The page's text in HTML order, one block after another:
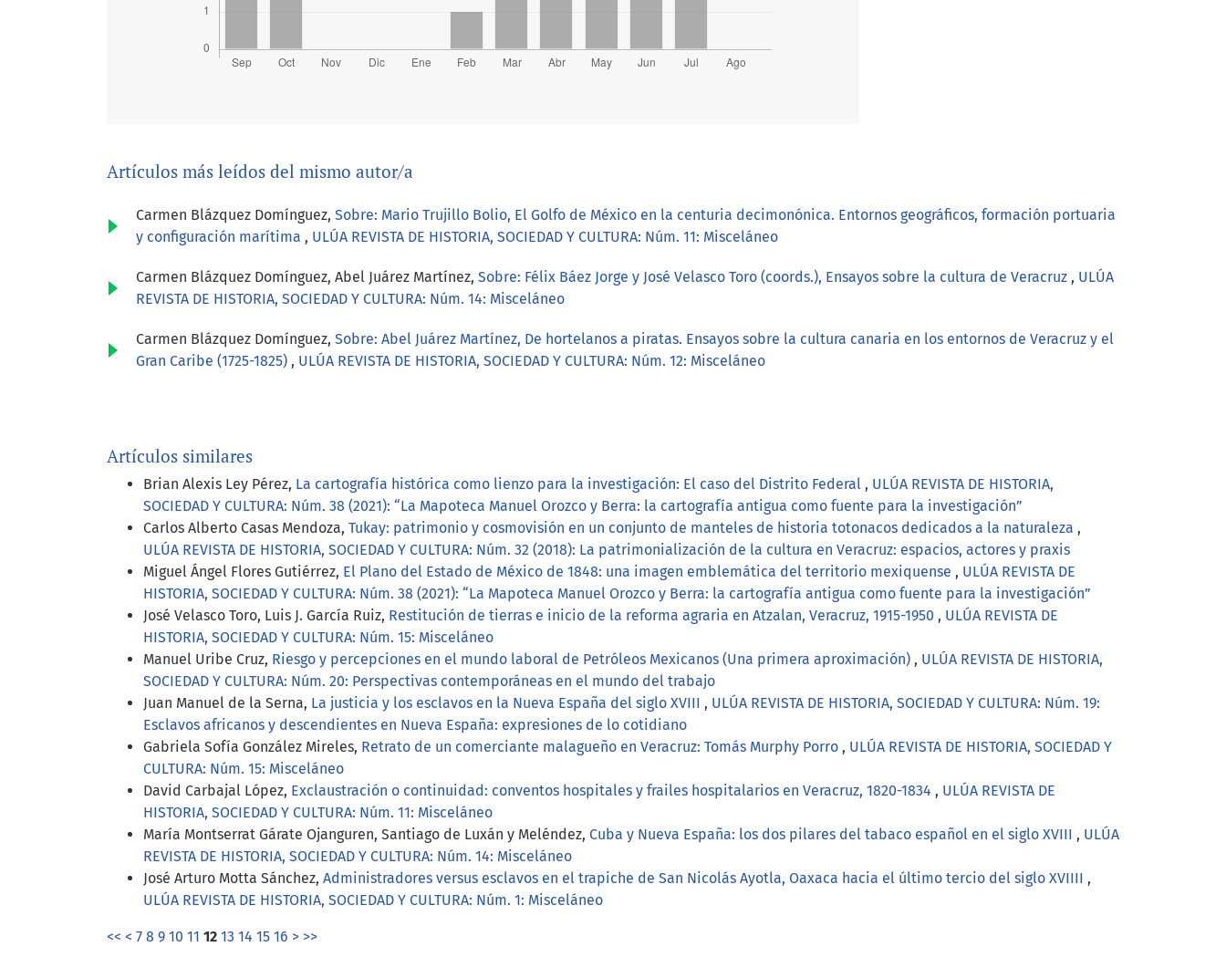
Artículos más leídos del mismo autor/a
Carmen Blázquez Domínguez, Sobre: Mario Trujillo Bolio, El Golfo de México en la centuria decimonónica. Entornos geográficos, formación portuaria
y configuración marítima , ULÚA REVISTA DE HISTORIA, SOCIEDAD Y CULTURA: Núm. 11: Misceláneo
Carmen Blázquez Domínguez, Abel Juárez Martínez, Sobre: Félix Báez Jorge y José Velasco Toro (coords.), Ensayos sobre la cultura de Veracruz , ULÚA
REVISTA DE HISTORIA, SOCIEDAD Y CULTURA: Núm. 14: Misceláneo
Carmen Blázquez Domínguez, Sobre: Abel Juárez Martínez, De hortelanos a piratas. Ensayos sobre la cultura canaria en los entornos de Veracruz y el
Gran Caribe (1725-1825) , ULÚA REVISTA DE HISTORIA, SOCIEDAD Y CULTURA: Núm. 12: Misceláneo
Artículos similares
Brian Alexis Ley Pérez, La cartografía histórica como lienzo para la investigación: El caso del Distrito Federal , ULÚA REVISTA DE HISTORIA,
SOCIEDAD Y CULTURA: Núm. 38 (2021): “La Mapoteca Manuel Orozco y Berra: la cartografía antigua como fuente para la investigación”
Carlos Alberto Casas Mendoza, Tukay: patrimonio y cosmovisión en un conjunto de manteles de historia totonacos dedicados a la naturaleza ,
ULÚA REVISTA DE HISTORIA, SOCIEDAD Y CULTURA: Núm. 32 (2018): La patrimonialización de la cultura en Veracruz: espacios, actores y praxis
Miguel Ángel Flores Gutiérrez, El Plano del Estado de México de 1848: una imagen emblemática del territorio mexiquense , ULÚA REVISTA DE
HISTORIA, SOCIEDAD Y CULTURA: Núm. 38 (2021): “La Mapoteca Manuel Orozco y Berra: la cartografía antigua como fuente para la investigación”
José Velasco Toro, Luis J. García Ruiz, Restitución de tierras e inicio de la reforma agraria en Atzalan, Veracruz, 1915-1950 , ULÚA REVISTA DE
HISTORIA, SOCIEDAD Y CULTURA: Núm. 15: Misceláneo
Manuel Uribe Cruz, Riesgo y percepciones en el mundo laboral de Petróleos Mexicanos (Una primera aproximación) , ULÚA REVISTA DE HISTORIA,
SOCIEDAD Y CULTURA: Núm. 20: Perspectivas contemporáneas en el mundo del trabajo
Juan Manuel de la Serna, La justicia y los esclavos en la Nueva España del siglo XVIII , ULÚA REVISTA DE HISTORIA, SOCIEDAD Y CULTURA: Núm. 19:
Esclavos africanos y descendientes en Nueva España: expresiones de lo cotidiano
Gabriela Sofía González Mireles, Retrato de un comerciante malagueño en Veracruz: Tomás Murphy Porro , ULÚA REVISTA DE HISTORIA, SOCIEDAD Y
CULTURA: Núm. 15: Misceláneo
David Carbajal López, Exclaustración o continuidad: conventos hospitales y frailes hospitalarios en Veracruz, 1820-1834 , ULÚA REVISTA DE
HISTORIA, SOCIEDAD Y CULTURA: Núm. 11: Misceláneo
María Montserrat Gárate Ojanguren, Santiago de Luxán y Meléndez, Cuba y Nueva España: los dos pilares del tabaco español en el siglo XVIII , ULÚA
REVISTA DE HISTORIA, SOCIEDAD Y CULTURA: Núm. 14: Misceláneo
José Arturo Motta Sánchez, Administradores versus esclavos en el trapiche de San Nicolás Ayotla, Oaxaca hacia el último tercio del siglo XVIIII ,
ULÚA REVISTA DE HISTORIA, SOCIEDAD Y CULTURA: Núm. 1: Misceláneo
<< < 7 8 9 10 11 12 13 14 15 16 > >>